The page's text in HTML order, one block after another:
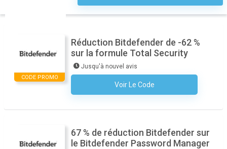
CODE PROMO
Réduction Bitdefender de -62 %
sur la formule Total Security
Jusqu'à nouvel avis
Voir Le Code
Aucun Code N'est Nécessaire
67 % de réduction Bitdefender sur
le Bitdefender Password Manager